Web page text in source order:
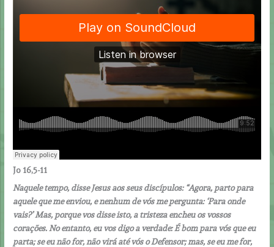
Jo 16,5-11
Naquele tempo, disse Jesus aos seus discípulos: “Agora, parto para
aquele que me enviou, e nenhum de vós me pergunta: ‘Para onde
vais?’ Mas, porque vos disse isto, a tristeza encheu os vossos
corações. No entanto, eu vos digo a verdade: É bom para vós que eu
parta; se eu não for, não virá até vós o Defensor; mas, se eu me for,